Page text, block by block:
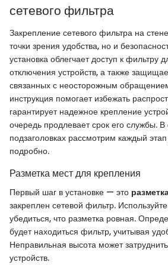
сетевого фильтра
Закрепление сетевого фильтра на
точки зрения удобства, но и
установка облегчает доступ к фильтру
отключения устройств, а также
связанных с неосторожным
инструкция помогает избежать
гарантирует надежное крепление
очередь продлевает срок его службы.
подзаголовках рассмотрим каждый
подробно.
Разметка мест для крепления
Первый шаг в установке — это
закреплен сетевой фильтр.
убедиться, что разметка ровная.
будет находиться фильтр, учитывая
Неправильная высота может
устройств.